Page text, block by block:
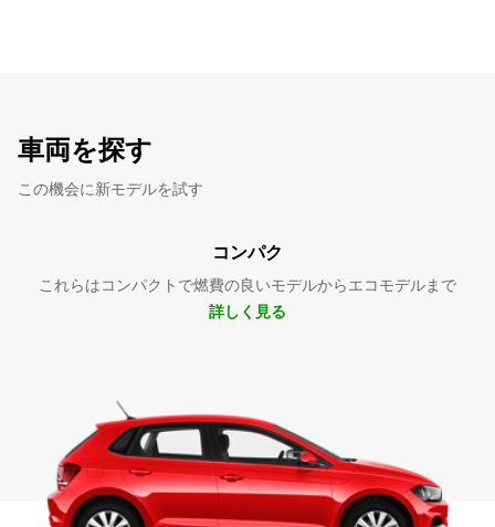
車両を探す
この機会に新モデルを試す
コンパク
これらはコンパクトで燃費の良いモデルからエコモデルまで
詳しく見る